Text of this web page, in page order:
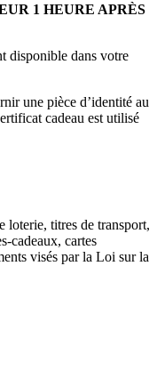
1 HEURE APRÈS
disponible dans votre
une pièce d’identité au
cadeau est utilisé
loterie, titres de transport,
cadeaux, cartes
visés par la Loi sur la